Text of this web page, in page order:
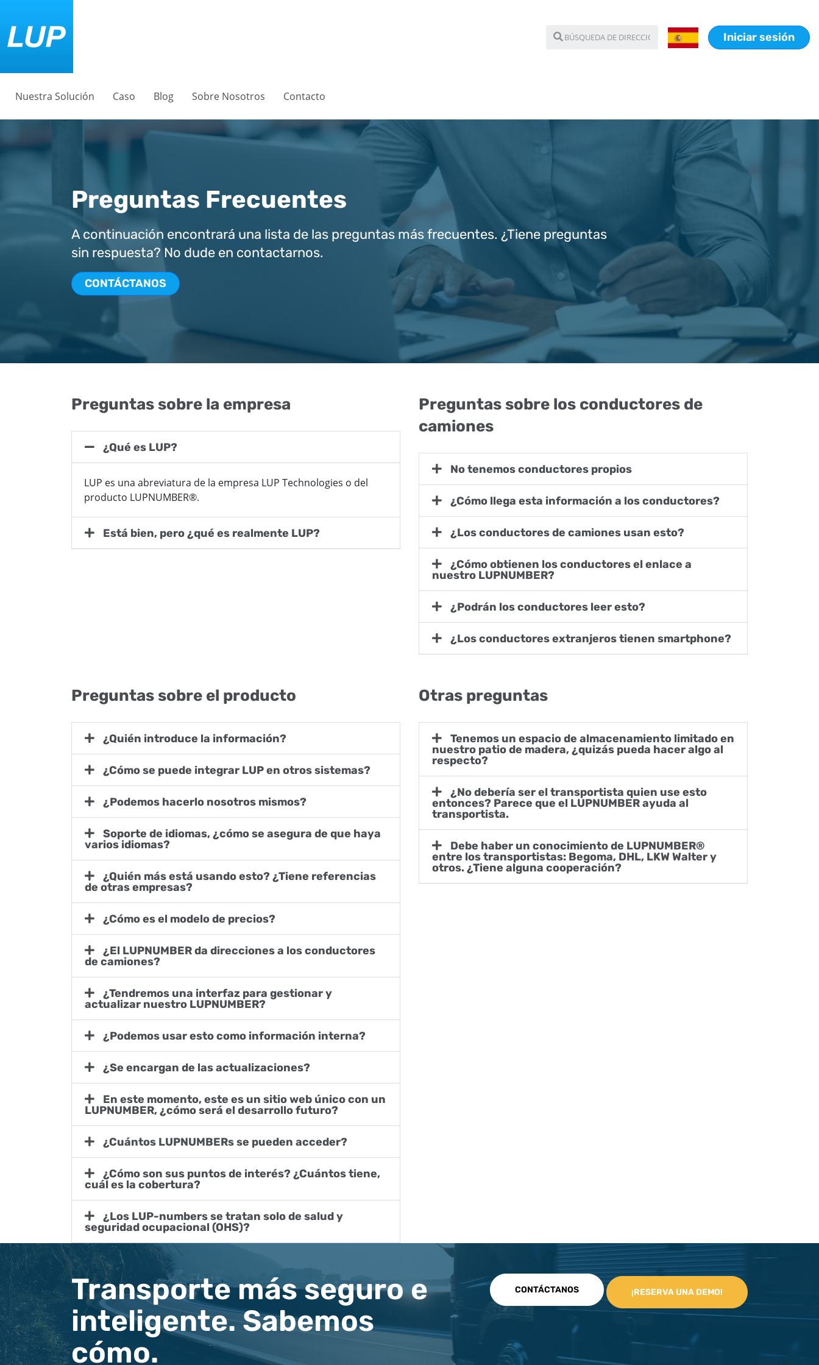
Nuestra Solución Caso Blog Sobre Nosotros Contacto
Iniciar sesión
Preguntas Frecuentes
A continuación encontrará una lista de las preguntas más frecuentes. ¿Tiene preguntas
sin respuesta? No dude en contactarnos.
CONTÁCTANOS
Preguntas sobre la empresa
¿Qué es LUP?
LUP es una abreviatura de la empresa LUP Technologies o del
producto LUPNUMBER®.
Está bien, pero ¿qué es realmente LUP?
Preguntas sobre los conductores de
camiones
No tenemos conductores propios
¿Cómo llega esta información a los conductores?
¿Los conductores de camiones usan esto?
nuestro LUPNUMBER?
¿Podrán los conductores leer esto?
¿Los conductores extranjeros tienen smartphone?
Preguntas sobre el producto
¿Quién introduce la información?
¿Cómo se puede integrar LUP en otros sistemas?
¿Podemos hacerlo nosotros mismos?
varios idiomas?
de otras empresas?
¿Cómo es el modelo de precios?
de camiones?
actualizar nuestro LUPNUMBER?
¿Podemos usar esto como información interna?
¿Se encargan de las actualizaciones?
LUPNUMBER, ¿cómo será el desarrollo futuro?
¿Cuántos LUPNUMBERs se pueden acceder?
cuál es la cobertura?
seguridad ocupacional (OHS)?
Otras preguntas
nuestro patio de madera, ¿quizás pueda hacer algo al
respecto?
entonces? Parece que el LUPNUMBER ayuda al
transportista.
entre los transportistas: Begoma, DHL, LKW Walter y
otros. ¿Tiene alguna cooperación?
Transporte más seguro e
inteligente. Sabemos
cómo.
CONTÁCTANOS